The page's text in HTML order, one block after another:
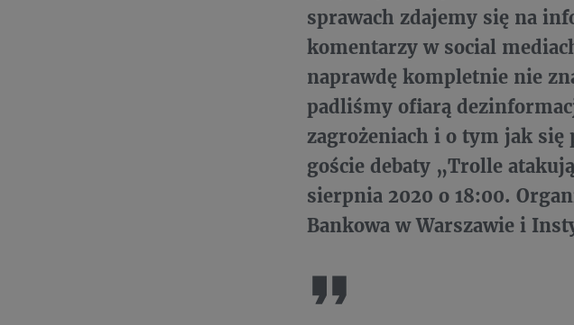
sprawach zdajemy się na
komentarzy w social
naprawdę kompletnie nie
padliśmy ofiarą
zagrożeniach i o tym jak
goście debaty „Trolle
sierpnia 2020 o 18:00.
Bankowa w Warszawie i